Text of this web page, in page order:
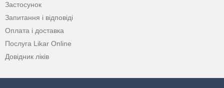
Застосунок
Запитання і відповіді
Оплата і доставка
Послуга Likar Online
Довідник ліків